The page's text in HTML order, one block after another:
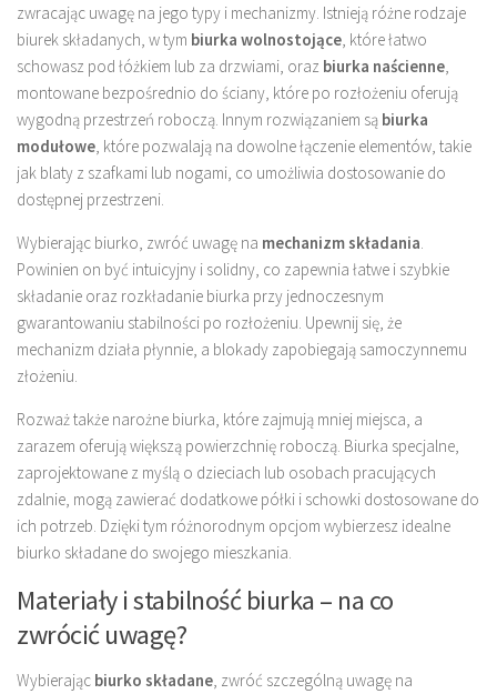
zwracając uwagę na jego typy i mechanizmy. Istnieją różne rodzaje
biurek składanych, w tym biurka wolnostojące , które łatwo
schowasz pod łóżkiem lub za drzwiami, oraz biurka naścienne
montowane bezpośrednio do ściany, które po rozłożeniu oferują
wygodną przestrzeń roboczą. Innym rozwiązaniem są biurka
modułowe , które pozwalają na dowolne łączenie elementów, takie
jak blaty z szafkami lub nogami, co umożliwia dostosowanie do
dostępnej przestrzeni.
Wybierając biurko, zwróć uwagę na mechanizm składania
Powinien on być intuicyjny i solidny, co zapewnia łatwe i szybkie
składanie oraz rozkładanie biurka przy jednoczesnym
gwarantowaniu stabilności po rozłożeniu. Upewnij się, że
mechanizm działa płynnie, a blokady zapobiegają samoczynnemu
złożeniu.
Rozważ także narożne biurka, które zajmują mniej miejsca, a
zarazem oferują większą powierzchnię roboczą. Biurka specjalne,
zaprojektowane z myślą o dzieciach lub osobach pracujących
zdalnie, mogą zawierać dodatkowe półki i schowki dostosowane do
ich potrzeb. Dzięki tym różnorodnym opcjom wybierzesz idealne
biurko składane do swojego mieszkania.
Materiały i stabilność biurka – na co
zwrócić uwagę?
Wybierając biurko składane , zwróć szczególną uwagę na